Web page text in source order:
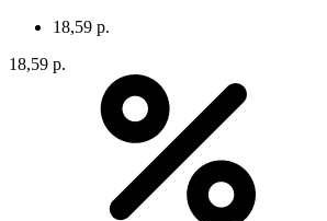
18,59 р.
18,59 р.